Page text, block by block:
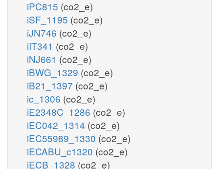
iPC815 (co2_e)
iSF_1195 (co2_e)
iJN746 (co2_e)
iIT341 (co2_e)
iNJ661 (co2_e)
iBWG_1329 (co2_e)
iB21_1397 (co2_e)
ic_1306 (co2_e)
iE2348C_1286 (co2_e)
iEC042_1314 (co2_e)
iEC55989_1330 (co2_e)
iECABU_c1320 (co2_e)
iECB_1328 (co2_e)